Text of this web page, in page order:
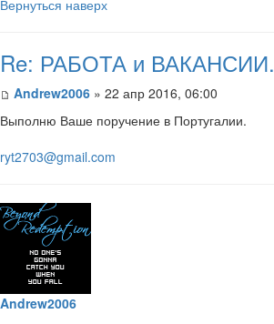
Вернуться наверх
Re: РАБОТА и ВАКАНСИИ.
Andrew2006 » 22 апр 2016, 06:00
Выполню Ваше поручение в Португалии.
ryt2703@gmail.com
Andrew2006